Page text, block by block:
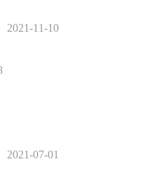
2021-11-10
2021-07-01